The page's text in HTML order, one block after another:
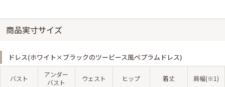
商品実寸サイズ
ドレス(ホワイト×ブラックのツーピース風ペプラムドレス)
バスト
アンダー
バスト
ウェスト ヒップ 着丈 肩幅(※1)